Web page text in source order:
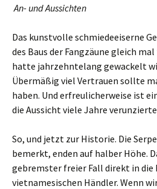
An- und Aussichten
Das kunstvolle schmiedeeiserne
des Baus der Fangzäune gleich
hatte jahrzehntelang gewackelt
Übermäßig viel Vertrauen sollte
haben. Und erfreulicherweise ist
die Aussicht viele Jahre
So, und jetzt zur Historie. Die
bemerkt, enden auf halber Höhe.
gebremster freier Fall direkt in die
vietnamesischen Händler. Wenn